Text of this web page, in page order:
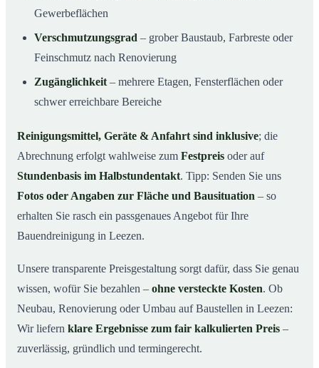
Gewerbeflächen
Verschmutzungsgrad – grober Baustaub, Farbreste oder
Feinschmutz nach Renovierung
Zugänglichkeit – mehrere Etagen, Fensterflächen oder
schwer erreichbare Bereiche
Reinigungsmittel, Geräte & Anfahrt sind inklusive; die
Abrechnung erfolgt wahlweise zum Festpreis oder auf
Stundenbasis im Halbstundentakt. Tipp: Senden Sie uns
Fotos oder Angaben zur Fläche und Bausituation – so
erhalten Sie rasch ein passgenaues Angebot für Ihre
Bauendreinigung in Leezen.
Unsere transparente Preisgestaltung sorgt dafür, dass Sie genau
wissen, wofür Sie bezahlen – ohne versteckte Kosten. Ob
Neubau, Renovierung oder Umbau auf Baustellen in Leezen:
Wir liefern klare Ergebnisse zum fair kalkulierten Preis –
zuverlässig, gründlich und termingerecht.